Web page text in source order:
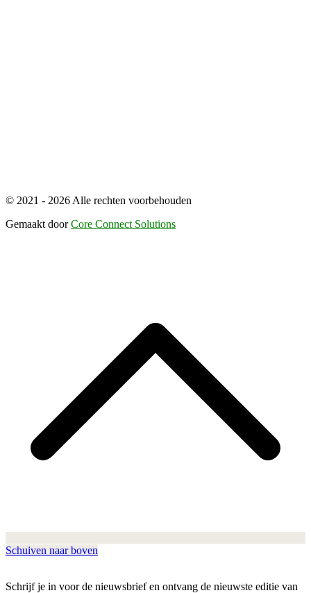
© 2021 - 2026 Alle rechten voorbehouden
Gemaakt doorCore Connect Solutions
Schuiven naar boven
Schrijf je in voor de nieuwsbrief en ontvang de nieuwste editie van